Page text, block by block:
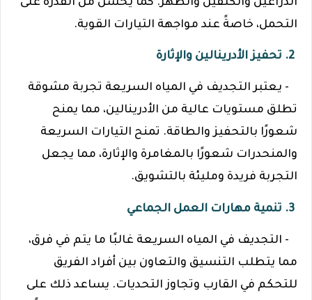
الذراعين والكتفين والظهر. كما يحسن من القدرة على
التحمل، خاصةً عند مواجهة التيارات القوية.
- يعتبر التجديف في المياه السريعة تجربة مشوقة
تطلق مستويات عالية من الأدرينالين، مما يمنح
شعورًا بالتحفيز والطاقة. تمنح التيارات السريعة
والمنحدرات شعورًا بالمغامرة والإثارة، مما يجعل
التجربة فريدة ومليئة بالتشويق.
- التجديف في المياه السريعة غالبًا ما يتم في فرق،
مما يتطلب التنسيق والتعاون بين أفراد الفريق
للتحكم في القارب وتجاوز التحديات. يساعد ذلك على